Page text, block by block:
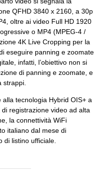
QFHD 3840 x 2160, a 30p
oltre ai video Full HD 1920
o MP4 (MPEG-4 /
4K Live Cropping per la
eseguire panning e zoomate
infatti, l’obiettivo non si
di panning e zoomate, e
strappi.
tecnologia Hybrid OIS+ a
registrazione video ad alta
la connettività WiFi
italiano dal mese di
di listino ufficiale.